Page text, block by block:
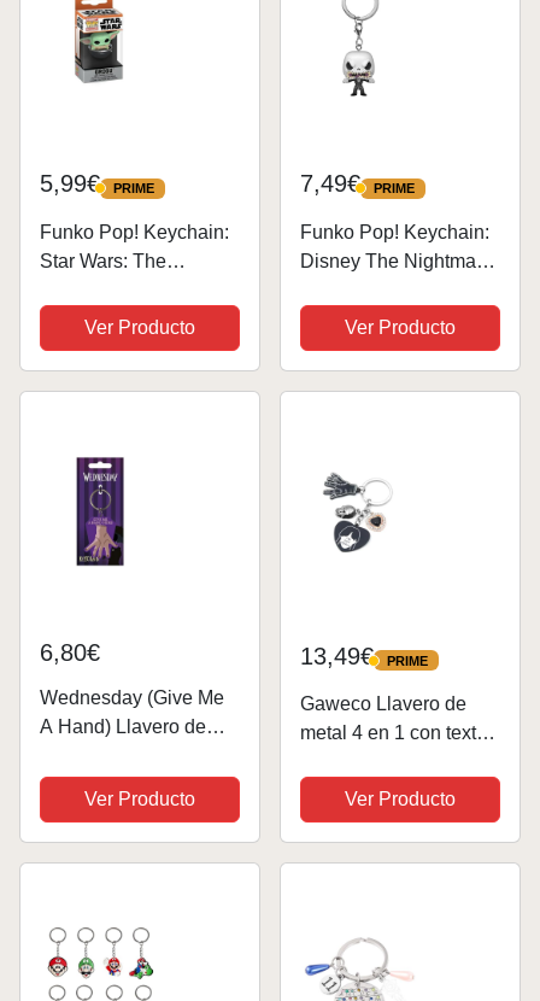
5,99€ PRIME
PRIME
Funko Pop! Keychain:
Star Wars: The
Grogu (The Child,
Baby Yoda) - Minifigura
de Vinilo
Ver Producto
7,49€ PRIME
PRIME
Funko Pop! Keychain:
Disney The Nightmare
Jack Skellington -
(scary Face) -
Minifigura de Vinilo
Ver Producto
6,80€
Wednesday (Give Me
A Hand) Llavero de
pequeño,
Púrpura/Negro, S
Ver Producto
13,49€ PRIME
PRIME
Gaweco Llavero de
metal 4 en 1 con texto
Not Perky" para
mascotas, diseño de
calavera y corazón,
cosplay,...
Ver Producto